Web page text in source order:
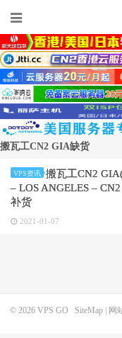
搬瓦工CN2 GIA缺货
VPS资讯
搬瓦工CN2
– LOS ANGELES –
补货
2021-01-07
© 2026 VPS GO SiteMap| 网